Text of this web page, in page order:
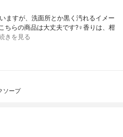
ますが、洗面所とか黒く汚れるイメー
ちらの商品は大丈夫です?‍♀️香りは、柑
きを見る
ソープ